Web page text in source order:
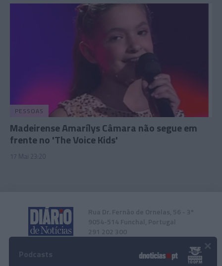
PESSOAS
Madeirense Amarílys Câmara não segue em
frente no 'The Voice Kids'
17 Mai 23:20
Rua Dr. Fernão de Ornelas, 56 - 3º
9054-514 Funchal, Portugal
291 202 300
Instale a nossa App ×